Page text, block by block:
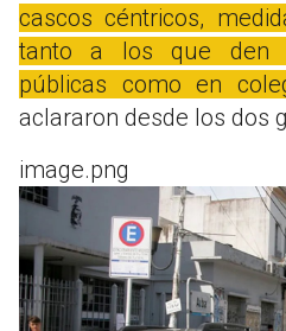
cascos céntricos,
tanto a los que den
públicas como en
aclararon desde los dos
image.png